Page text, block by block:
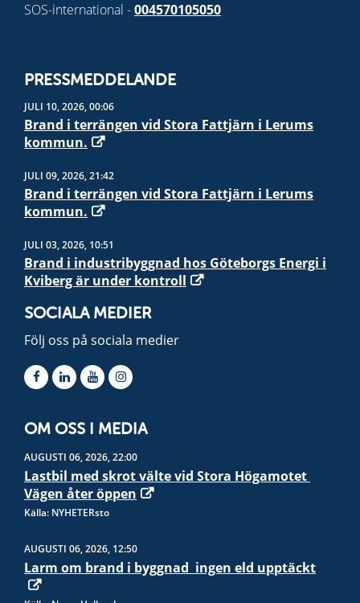
SOS-international -004570105050
PRESSMEDDELANDE
JULI 10, 2026, 00:06
Brand i terrängen vid Stora Fattjärn i Lerums
kommun.
JULI 09, 2026, 21:42
Brand i terrängen vid Stora Fattjärn i Lerums
kommun.
JULI 03, 2026, 10:51
Brand i industribyggnad hos Göteborgs Energi i
Kviberg är under kontroll
SOCIALA MEDIER
Följ oss på sociala medier
OM OSS I MEDIA
AUGUSTI 06, 2026, 22:00
Lastbil med skrot välte vid Stora Högamotet 
Vägen åter öppen
Källa: NYHETERsto
AUGUSTI 06, 2026, 12:50
Larm om brand i byggnad  ingen eld upptäckt